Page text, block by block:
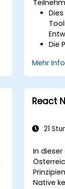
Die
Mehr
React
21
In
Native